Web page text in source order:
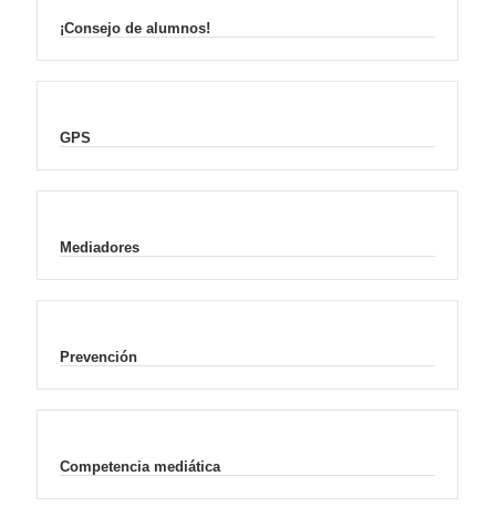
¡Consejo de alumnos!
GPS
Mediadores
Prevención
Competencia mediática